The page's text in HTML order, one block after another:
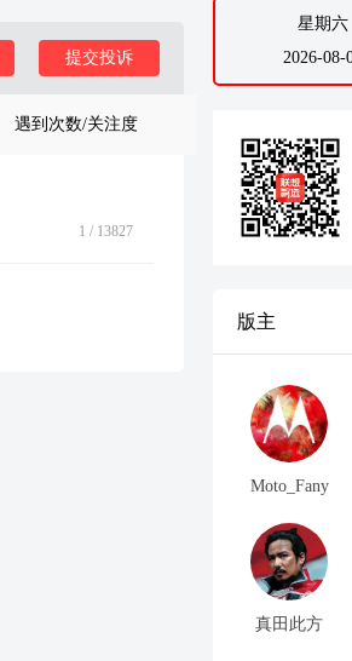
提交投诉
遇到次数/关注度
1 / 13827
星期六
2026-08-
版主
Moto_Fany
真田此方